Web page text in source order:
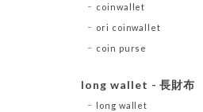
coinwallet
ori coinwallet
coin purse
long wallet - 長財布
long wallet